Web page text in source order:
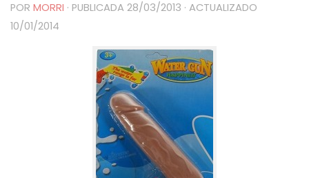
POR MORRI · PUBLICADA 28/03/2013 · ACTUALIZADO
10/01/2014